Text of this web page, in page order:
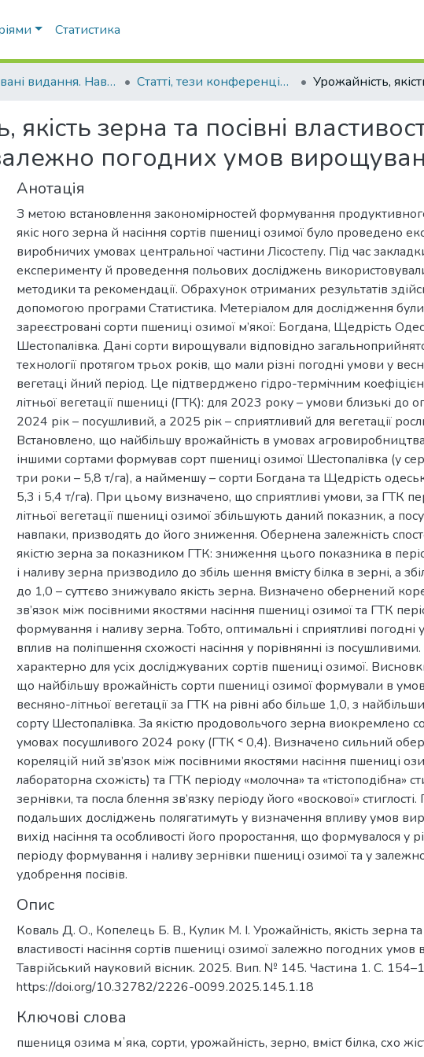
Статистика
Друковані видання. Навчально-науковий інститут агротехнологій, селекції та екології Статті, тези конференцій. Навчально-науковий інститут агротехнологій, селекції та екології
якість зерна та посівні
погодних умов
Анотація
З метою встановлення закономірностей формування
якіс ного зерна й насіння сортів пшениці озимої було проведено
виробничих умовах центральної частини Лісостепу. Під час
експерименту й проведення польових досліджень
методики та рекомендації. Обрахунок отриманих результатів
допомогою програми Статистика. Метеріалом для дослідження
зареєстровані сорти пшениці озимої м’якої: Богдана, Щедрість
Шестопалівка. Дані сорти вирощували відповідно
технології протягом трьох років, що мали різні погодні умови у
вегетаці йний період. Це підтверджено гідро-термічним
літньої вегетації пшениці (ГТК): для 2023 року – умови близькі до
2024 рік – посушливий, а 2025 рік – сприятливий для вегетації
Встановлено, що найбільшу врожайність в умовах
іншими сортами формував сорт пшениці озимої Шестопалівка (у
три роки – 5,8 т/га), а найменшу – сорти Богдана та Щедрість
5,3 і 5,4 т/га). При цьому визначено, що сприятливі умови, за ГТК
літньої вегетації пшениці озимої збільшують даний показник, а
навпаки, призводять до його зниження. Обернена залежність
якістю зерна за показником ГТК: зниження цього показника в
і наливу зерна призводило до збіль шення вмісту білка в зерні, а
до 1,0 – суттєво знижувало якість зерна. Визначено обернений
зв’язок між посівними якостями насіння пшениці озимої та ГТК
формування і наливу зерна. Тобто, оптимальні і сприятливі
вплив на поліпшення схожості насіння у порівнянні із
характерно для усіх досліджуваних сортів пшениці озимої.
що найбільшу врожайність сорти пшениці озимої формували в
весняно-літньої вегетації за ГТК на рівні або більше 1,0, з
сорту Шестопалівка. За якістю продовольчого зерна виокремлено
умовах посушливого 2024 року (ГТК ˂ 0,4). Визначено сильний
кореляцій ний зв’язок між посівними якостями насіння пшениці
лабораторна схожість) та ГТК періоду «молочна» та «тістоподібна»
зернівки, та посла блення зв’язку періоду його «воскової»
подальших досліджень полягатимуть у визначення впливу умов
вихід насіння та особливості його проростання, що формувалося у
періоду формування і наливу зернівки пшениці озимої та у
удобрення посівів.
Опис
Коваль Д. О., Копелець Б. В., Кулик М. І. Урожайність, якість зерна та
властивості насіння сортів пшениці озимої залежно погодних
Таврійський науковий вісник. 2025. Вип. № 145. Частина 1. С.
https://doi.org/10.32782/2226-0099.2025.145.1.18
Ключові слова
пшениця озима мʼяка, сорти, урожайність, зерно, вміст білка, схо